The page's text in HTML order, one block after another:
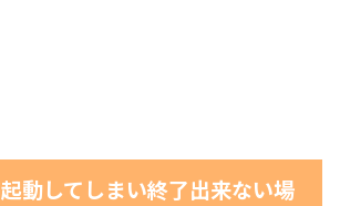
動してしまい終了出来ない場